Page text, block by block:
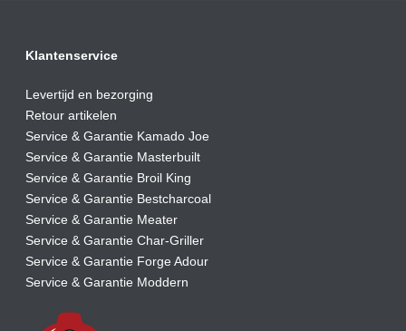
Klantenservice
Levertijd en bezorging
Retour artikelen
Service & Garantie Kamado Joe
Service & Garantie Masterbuilt
Service & Garantie Broil King
Service & Garantie Bestcharcoal
Service & Garantie Meater
Service & Garantie Char-Griller
Service & Garantie Forge Adour
Service & Garantie Moddern